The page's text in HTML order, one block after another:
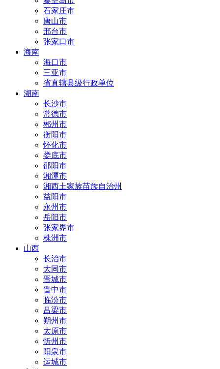
石家庄市
唐山市
邢台市
张家口市
海南
海口市
三亚市
省直辖县级行政单位
湖南
长沙市
常德市
郴州市
衡阳市
怀化市
娄底市
邵阳市
湘潭市
湘西土家族苗族自治州
益阳市
永州市
岳阳市
张家界市
株洲市
山西
长治市
大同市
晋城市
晋中市
临汾市
吕梁市
朔州市
太原市
忻州市
阳泉市
运城市